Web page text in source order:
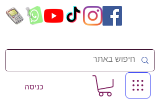
כניסה